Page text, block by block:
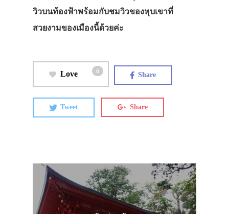
วิวบนท้องฟ้าพร้อมกับชมวิวของหุบเขาที่
สวยงามของเมืองนี้ด้วยค่ะ
Love 0 Share
Tweet Share